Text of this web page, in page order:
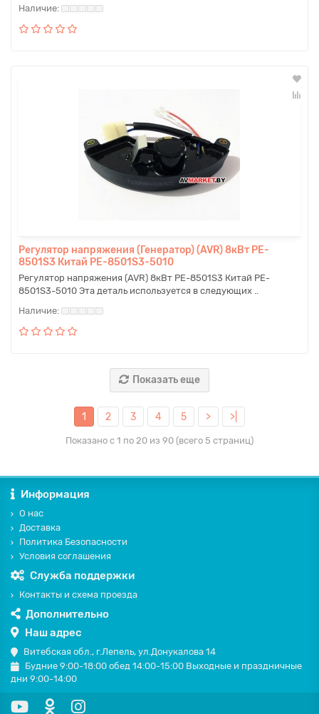
Регулятор напряжения (Генератор) (AVR) 8кВт PE-
8501S3 Китай PE-8501S3-5010
Регулятор напряжения (AVR) 8кВт PE-8501S3 Китай PE-
8501S3-5010 Эта деталь используется в следующих ..
Показать еще
1 2 3 4 5 > >|
Показано с 1 по 20 из 90 (всего 5 страниц)
Информация
О нас
Доставка
Политика Безопасности
Условия соглашения
Служба поддержки
Контакты и схема проезда
Дополнительно
Наш адрес
Витебская обл., г.Лепель, ул.Донукалова 14
Будние 9:00-18:00 обед 14:00-15:00 Выходные и праздничные
дни 9:00-14:00